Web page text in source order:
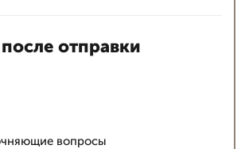
отправки
вопросы